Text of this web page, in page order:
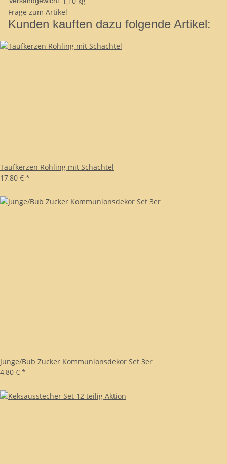
Frage zum Artikel
Kunden kauften dazu folgende Artikel:
Taufkerzen Rohling mit Schachtel
17,80 € *
Junge/Bub Zucker Kommunionsdekor Set 3er
4,80 € *